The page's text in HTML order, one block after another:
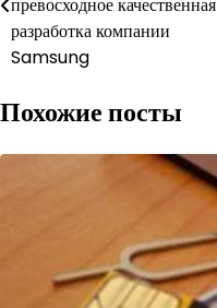
записям
разработка компании
Samsung
Похожие посты